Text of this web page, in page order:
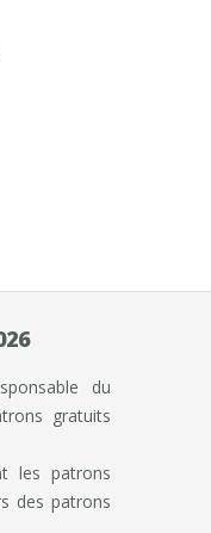
du
gratuits
les patrons
des patrons